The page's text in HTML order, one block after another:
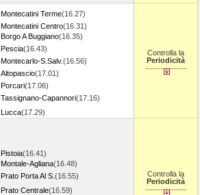
Montecatini Terme(16.27)
Montecatini Centro(16.31)
Borgo A Buggiano(16.35)
Pescia(16.43)
Montecarlo-S.Salv.(16.56)
Altopascio(17.01)
Porcari(17.06)
Tassignano-Capannori(17.16)
Lucca(17.29)
Controlla la
Periodicità
Pistoia(16.41)
Montale-Agliana(16.48)
Prato Porta Al S. (16.55)
Prato Centrale(16.59)
Controlla la
Periodicità